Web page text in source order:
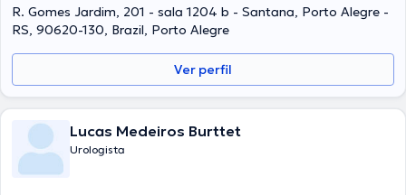
R. Gomes Jardim, 201 - sala 1204 b - Santana, Porto Alegre -
RS, 90620-130, Brazil, Porto Alegre
Ver perfil
Lucas Medeiros Burttet
Urologista